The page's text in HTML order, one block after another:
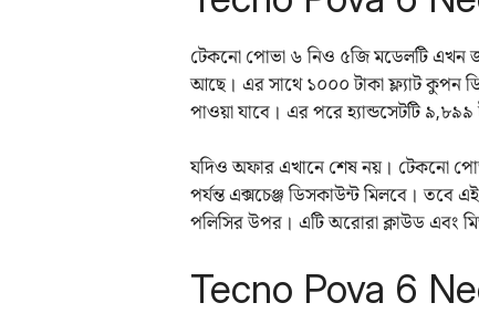
টেকনো পোভা ৬ নিও ৫জি মডেলটি এখন
আছে। এর সাথে ১০০০ টাকা ফ্ল্যাট কুপন
পাওয়া যাবে। এর পরে হ্যান্ডসেটটি ৯,৮৯৯
যদিও অফার এখানে শেষ নয়। টেকনো
পর্যন্ত এক্সচেঞ্জ ডিসকাউন্ট মিলবে। তবে
পলিসির উপর। এটি অরোরা ক্লাউড এবং
Tecno Pova 6